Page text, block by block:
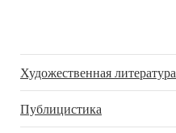
Художественная литература
Публицистика